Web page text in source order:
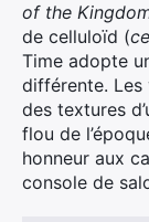
of the
de celluloïd (
Time adopte
différente. Les
des textures
flou de
honneur aux
console de